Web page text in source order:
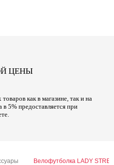
ЦЕНЫ
как в магазине, так и на
5% предоставляется при
Велофутболка LADY